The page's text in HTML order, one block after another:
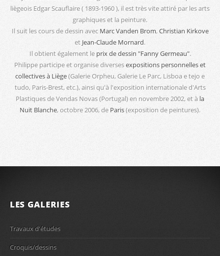
liègeois Edgar Scauflaire ( 1893-1960 ), il est très vite attiré par les arts
graphiques et la peinture.
Il suit les cours de dessin avec Marc Vanden Brom,Christian Kirkove
et Jean-Claude Mornard.
Il obtient également le prix de dessin "Fanny Germeau".
Philippe participe et organise diversesexpositions personnelles et
collectives à Liège(Galerie Orpheu, Galerie Le Parc, Lisboa e tejo e
tudo, Paris-Brest, etc.), ainsi qu'à l'exposition internationale d'Arts
Plastiques de Vendas Novas (Portugal) en novembre 2002, et à la
Nuit Blanche, octobre 2006, de Paris(exposition de peintures).
LES GALERIES
Travaux d'études
Croquis/dessins